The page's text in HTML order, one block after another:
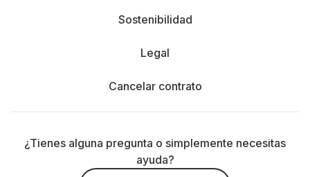
Sostenibilidad
Legal
Cancelar contrato
¿Tienes alguna pregunta o simplemente necesitas
ayuda?